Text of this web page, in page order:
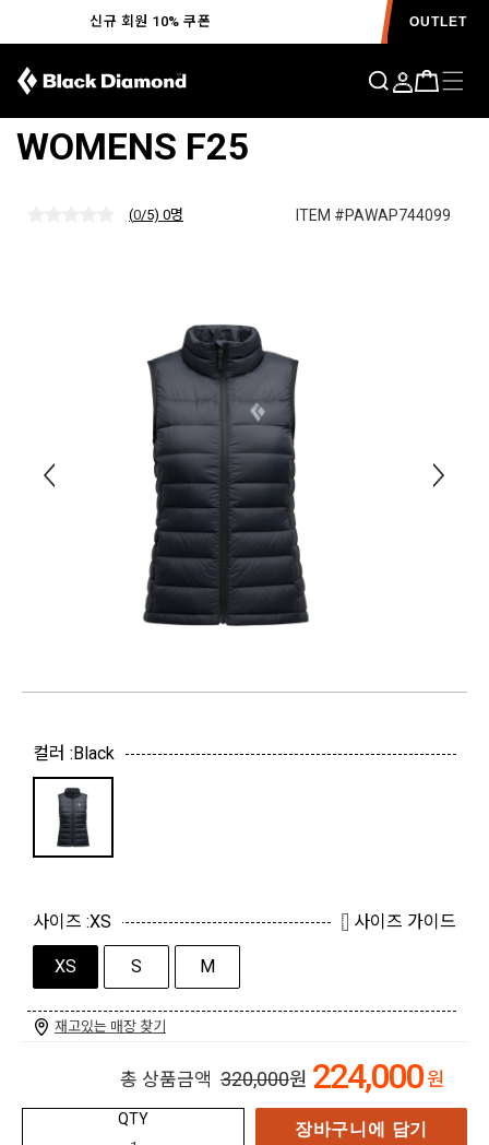
신규 회원 10% 쿠폰 OUTLET
액세스 다운 2.0 베스트
WOMENS F25
(0/5) 0명 ITEM #PAWAP744099
컬러 :Black
사이즈 :XS 사이즈 가이드
XS S M
재고있는 매장 찾기
총 상품금액 320,000원 224,000원
QTY 장바구니에 담기